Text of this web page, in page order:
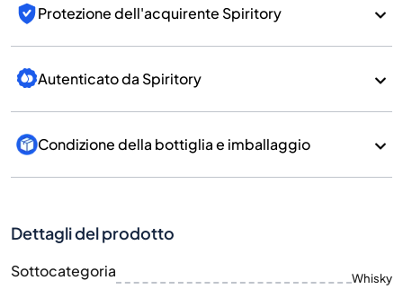
Protezione dell'acquirente Spiritory
Autenticato da Spiritory
Condizione della bottiglia e imballaggio
Dettagli del prodotto
Sottocategoria Whisky